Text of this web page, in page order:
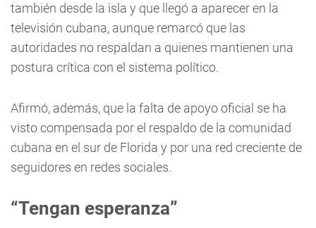
también desde la isla y que llegó a aparecer en la
televisión cubana, aunque remarcó que las
autoridades no respaldan a quienes mantienen una
postura crítica con el sistema político.
Afirmó, además, que la falta de apoyo oficial se ha
visto compensada por el respaldo de la comunidad
cubana en el sur de Florida y por una red creciente de
seguidores en redes sociales.
“Tengan esperanza”